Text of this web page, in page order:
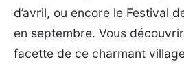
d’avril, ou encore le Festival
en septembre. Vous
facette de ce charmant